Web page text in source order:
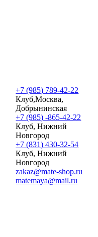
+7 (985) 789-42-22
Клуб,Москва,
Добрынинская
+7 (985) -865-42-22
Клуб, Нижний
Новгород
+7 (831) 430-32-54
Клуб, Нижний
Новгород
zakaz@mate-shop.ru
matemaya@mail.ru